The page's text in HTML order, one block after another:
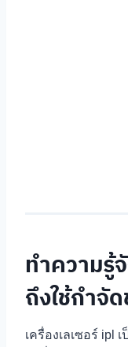
ทำความรู้
ถึงใช้กำจั
เครื่องเลเซอร์ ipl